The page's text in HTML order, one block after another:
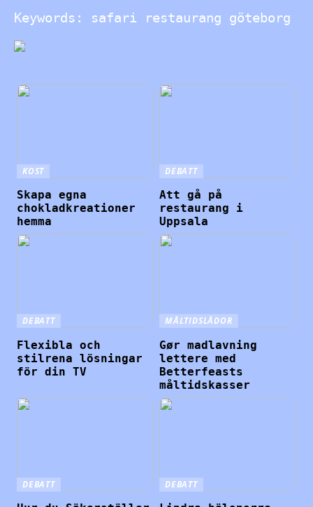
Keywords: safari restaurang göteborg
KOST
Skapa egna
chokladkreationer
hemma
DEBATT
Att gå på
restaurang i
Uppsala
DEBATT
Flexibla och
stilrena lösningar
för din TV
MÅLTIDSLÅDOR
Gør madlavning
lettere med
Betterfeasts
måltidskasser
DEBATT DEBATT